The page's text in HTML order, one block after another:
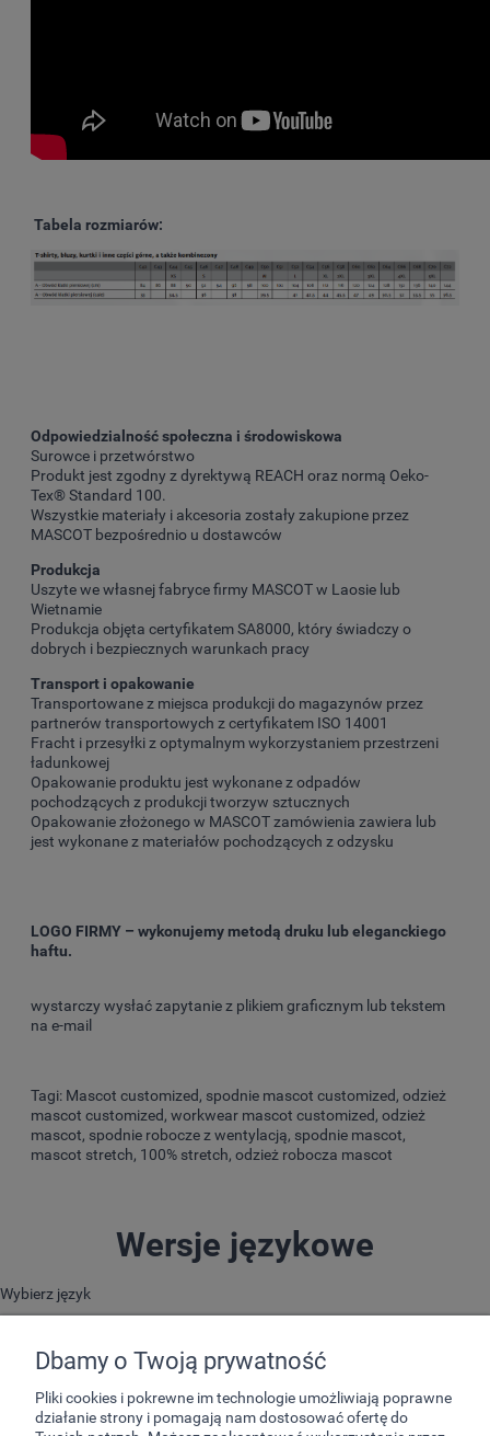
Tabela rozmiarów:
Odpowiedzialność społeczna i środowiskowa
Surowce i przetwórstwo
Produkt jest zgodny z dyrektywą REACH oraz normą Oeko-
Tex® Standard 100.
Wszystkie materiały i akcesoria zostały zakupione przez
MASCOT bezpośrednio u dostawców
Produkcja
Uszyte we własnej fabryce firmy MASCOT w Laosie lub
Wietnamie
Produkcja objęta certyfikatem SA8000, który świadczy o
dobrych i bezpiecznych warunkach pracy
Transport i opakowanie
Transportowane z miejsca produkcji do magazynów przez
partnerów transportowych z certyfikatem ISO 14001
Fracht i przesyłki z optymalnym wykorzystaniem przestrzeni
ładunkowej
Opakowanie produktu jest wykonane z odpadów
pochodzących z produkcji tworzyw sztucznych
Opakowanie złożonego w MASCOT zamówienia zawiera lub
jest wykonane z materiałów pochodzących z odzysku
LOGO FIRMY – wykonujemy metodą druku lub eleganckiego
haftu.
wystarczy wysłać zapytanie z plikiem graficznym lub tekstem
na e-mail
Tagi: Mascot customized, spodnie mascot customized, odzież
mascot customized, workwear mascot customized, odzież
mascot, spodnie robocze z wentylacją, spodnie mascot,
mascot stretch, 100% stretch, odzież robocza mascot
Wersje językowe
Wybierz język
Dbamy o Twoją prywatność
Pliki cookies i pokrewne im technologie umożliwiają poprawne
działanie strony i pomagają nam dostosować ofertę do